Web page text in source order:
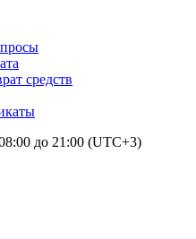
средств
до 21:00 (UTC+3)